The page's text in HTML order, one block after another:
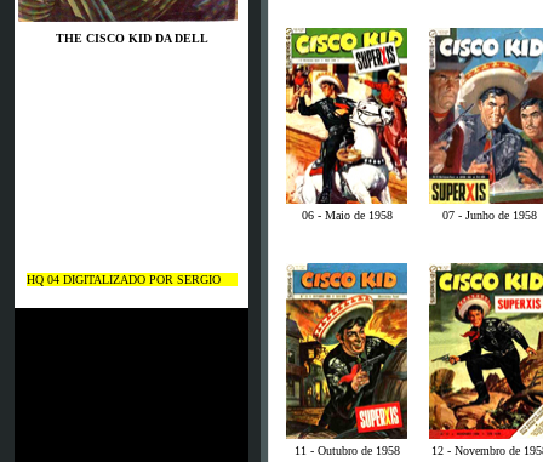
THE CISCO KID DA DELL
HQ 04 DIGITALIZADO POR SERGIO
06 - Maio de 1958 07 - Junho de 1958
11 - Outubro de 1958 12 - Novembro de